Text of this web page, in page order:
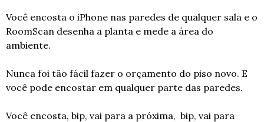
Você encosta o iPhone nas paredes de qualquer sala e o
RoomScan desenha a planta e mede a área do
ambiente.
Nunca foi tão fácil fazer o orçamento do piso novo. E
você pode encostar em qualquer parte das paredes.
Você encosta, bip, vai para a próxima,  bip, vai para